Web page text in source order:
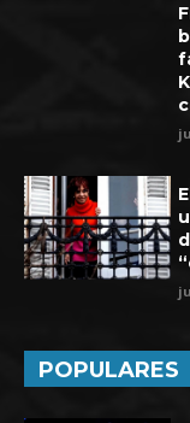
Experiencia de seis
POPULARES